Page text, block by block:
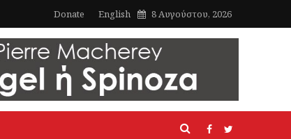
Donate English 8 Αυγούστου, 2026